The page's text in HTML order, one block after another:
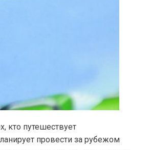
кто путешествует
провести за рубежом